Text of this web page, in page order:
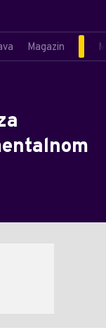
Magazin